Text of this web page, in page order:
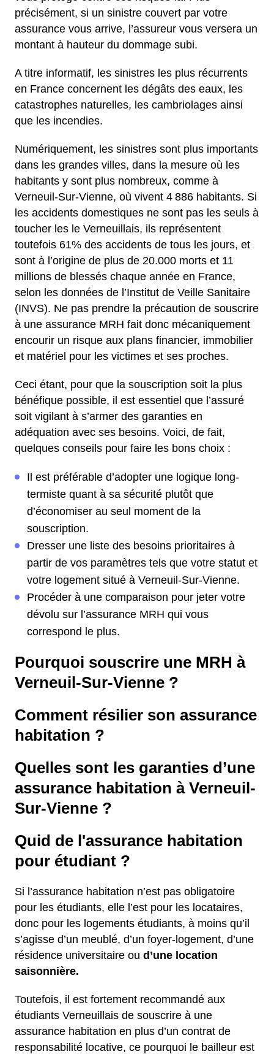
précisément, si un sinistre couvert par votre
assurance vous arrive, l’assureur vous versera un
montant à hauteur du dommage subi.
A titre informatif, les sinistres les plus récurrents
en France concernent les dégâts des eaux, les
catastrophes naturelles, les cambriolages ainsi
que les incendies.
Numériquement, les sinistres sont plus importants
dans les grandes villes, dans la mesure où les
habitants y sont plus nombreux, comme à
Verneuil-Sur-Vienne, où vivent 4 886 habitants. Si
les accidents domestiques ne sont pas les seuls à
toucher les le Verneuillais, ils représentent
toutefois 61% des accidents de tous les jours, et
sont à l’origine de plus de 20.000 morts et 11
millions de blessés chaque année en France,
selon les données de l’Institut de Veille Sanitaire
(INVS). Ne pas prendre la précaution de souscrire
à une assurance MRH fait donc mécaniquement
encourir un risque aux plans financier, immobilier
et matériel pour les victimes et ses proches.
Ceci étant, pour que la souscription soit la plus
bénéfique possible, il est essentiel que l’assuré
soit vigilant à s’armer des garanties en
adéquation avec ses besoins. Voici, de fait,
quelques conseils pour faire les bons choix :
Il est préférable d’adopter une logique long-
termiste quant à sa sécurité plutôt que
d’économiser au seul moment de la
souscription.
Dresser une liste des besoins prioritaires à
partir de vos paramètres tels que votre statut et
votre logement situé à Verneuil-Sur-Vienne.
Procéder à une comparaison pour jeter votre
dévolu sur l’assurance MRH qui vous
correspond le plus.
Pourquoi souscrire une MRH à
Verneuil-Sur-Vienne ?
Comment résilier son assurance
habitation ?
Quelles sont les garanties d’une
assurance habitation à Verneuil-
Sur-Vienne ?
Quid de l'assurance habitation
pour étudiant ?
Si l’assurance habitation n’est pas obligatoire
pour les étudiants, elle l’est pour les locataires,
donc pour les logements étudiants, à moins qu’il
s’agisse d’un meublé, d’un foyer-logement, d’une
résidence universitaire ou d’une location
saisonnière.
Toutefois, il est fortement recommandé aux
étudiants Verneuillais de souscrire à une
assurance habitation en plus d’un contrat de
responsabilité locative, ce pourquoi le bailleur est